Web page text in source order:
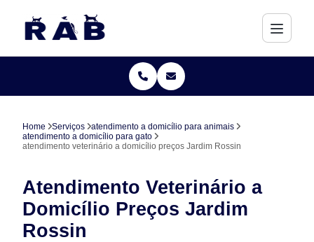
Home Serviços
atendimento a domicílio para animais
atendimento a domicílio para gato
atendimento veterinário a domicílio preços Jardim Rossin
Atendimento Veterinário a
Domicílio Preços Jardim
Rossin